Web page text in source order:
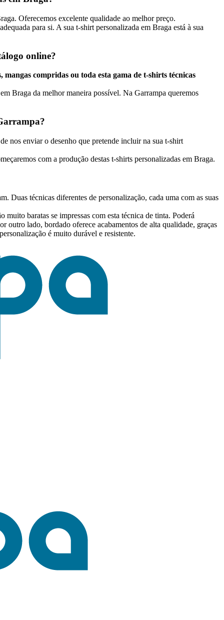
Oferecemos excelente qualidade ao melhor preço.
para si. A sua t-shirt personalizada em Braga está à sua
online?
mangas compridas ou toda esta gama de t-shirts técnicas
Braga da melhor maneira possível. Na Garrampa queremos
nos enviar o desenho que pretende incluir na sua t-shirt
com a produção destas t-shirts personalizadas em Braga.
Duas técnicas diferentes de personalização, cada uma com as suas
muito baratas se impressas com esta técnica de tinta. Poderá
outro lado, bordado oferece acabamentos de alta qualidade, graças
é muito durável e resistente.